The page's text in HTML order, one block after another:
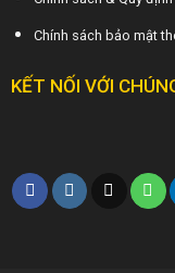
Chính sách bảo mật
KẾT NỐI VỚI